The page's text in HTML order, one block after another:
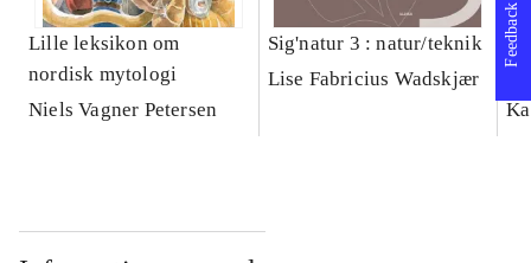
Lille leksikon om
nordisk mytologi
Niels Vagner Petersen
Sig'natur 3 : natur/teknik
Lise Fabricius Wadskjær
Feedback